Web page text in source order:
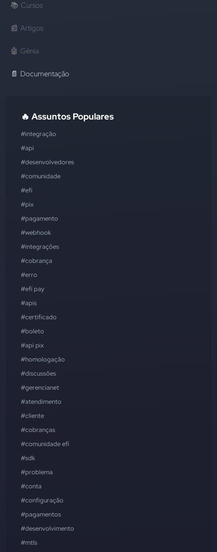
📚 Cursos
📰 Artigos
🤖 Gênia
📄 Documentação
🔥 Assuntos Populares
#integração
#api
#desenvolvedores
#comunidade
#efí
#pix
#pagamento
#webhook
#integrações
#cobrança
#erro
#efí pay
#apis
#certificado
#boleto
#api pix
#homologação
#discussões
#gerencianet
#atendimento
#cliente
#cobranças
#comunidade efí
#sdk
#problema
#conta
#configuração
#pagamentos
#desenvolvimento
#mtls